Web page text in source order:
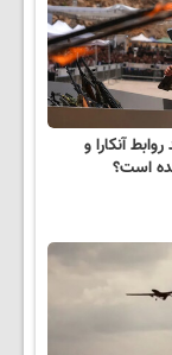
آنکارا و
است؟